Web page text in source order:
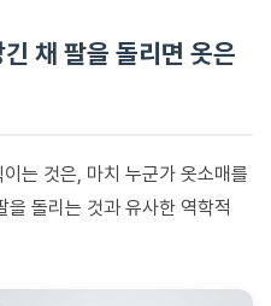
채 팔을 돌리면 옷은
는 것은, 마치 누군가 옷소매를
돌리는 것과 유사한 역학적